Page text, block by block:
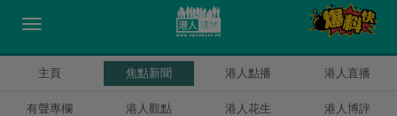
主頁 焦點新聞 港人點播 港人直播
有聲專欄 港人觀點 港人花生 港人博評